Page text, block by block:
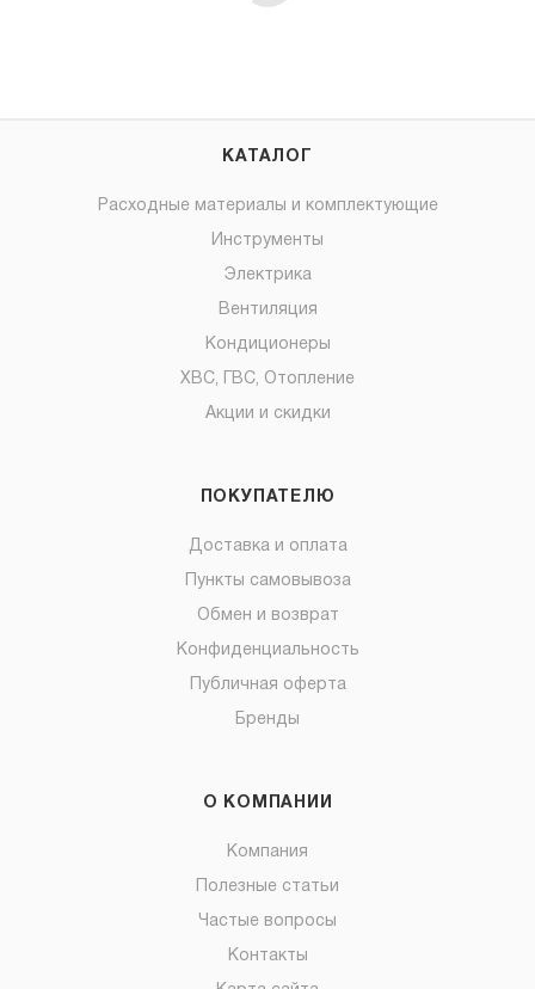
КАТАЛОГ
Расходные материалы и комплектующие
Инструменты
Электрика
Вентиляция
Кондиционеры
ХВС, ГВС, Отопление
Акции и скидки
ПОКУПАТЕЛЮ
Доставка и оплата
Пункты самовывоза
Обмен и возврат
Конфиденциальность
Публичная оферта
Бренды
О КОМПАНИИ
Компания
Полезные статьи
Частые вопросы
Контакты